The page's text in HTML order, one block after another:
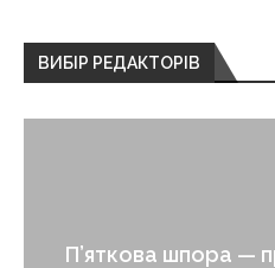
ВИБІР РЕДАКТОРІВ
П’яткова шпора —